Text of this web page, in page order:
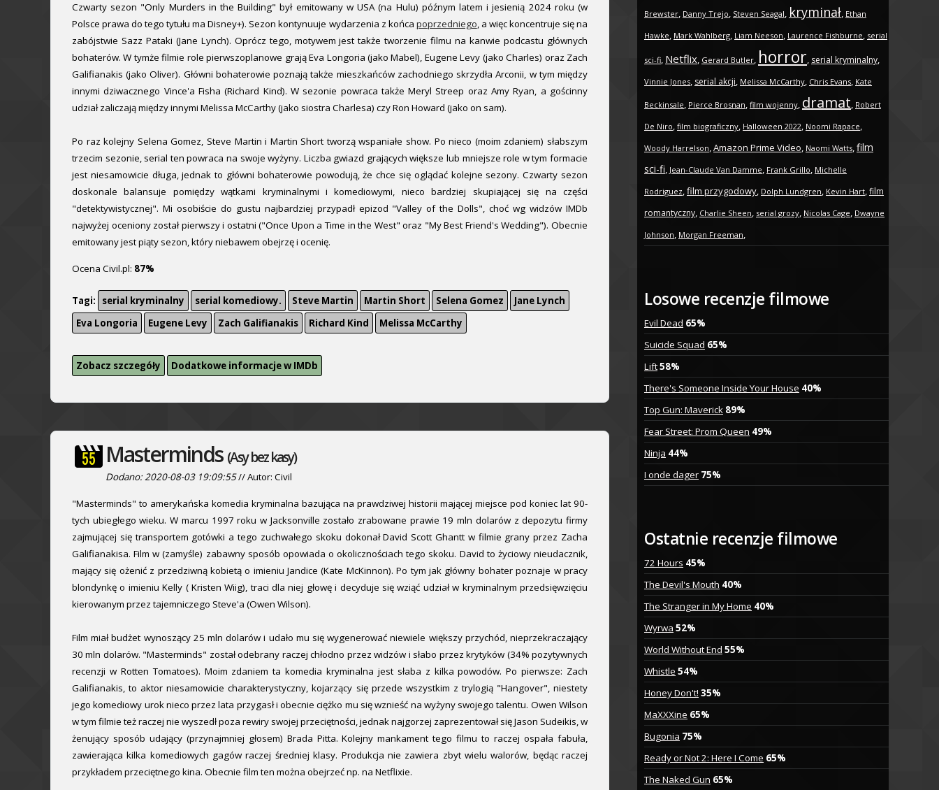
Czwarty sezon "Only Murders in the Building" był emitowany w USA (na Hulu) późnym latem i jesienią 2024 roku (w
Polsce prawa do tego tytułu ma Disney+). Sezon kontynuuje wydarzenia z końca poprzedniego, a więc koncentruje się na
zabójstwie Sazz Pataki (Jane Lynch). Oprócz tego, motywem jest także tworzenie filmu na kanwie podcastu głównych
bohaterów. W tymże filmie role pierwszoplanowe grają Eva Longoria (jako Mabel), Eugene Levy (jako Charles) oraz Zach
Galifianakis (jako Oliver). Główni bohaterowie poznają także mieszkańców zachodniego skrzydła Arconii, w tym między
innymi dziwacznego Vince'a Fisha (Richard Kind). W sezonie powraca także Meryl Streep oraz Amy Ryan, a gościnny
udział zaliczają między innymi Melissa McCarthy (jako siostra Charlesa) czy Ron Howard (jako on sam).
Po raz kolejny Selena Gomez, Steve Martin i Martin Short tworzą wspaniałe show. Po nieco (moim zdaniem) słabszym
trzecim sezonie, serial ten powraca na swoje wyżyny. Liczba gwiazd grających większe lub mniejsze role w tym formacie
jest niesamowicie długa, jednak to główni bohaterowie powodują, że chce się oglądać kolejne sezony. Czwarty sezon
doskonale balansuje pomiędzy wątkami kryminalnymi i komediowymi, nieco bardziej skupiającej się na części
"detektywistycznej". Mi osobiście do gustu najbardziej przypadł epizod "Valley of the Dolls", choć wg widzów IMDb
najwyżej oceniony został pierwszy i ostatni ("Once Upon a Time in the West" oraz "My Best Friend's Wedding"). Obecnie
emitowany jest piąty sezon, który niebawem obejrzę i ocenię.
Ocena Civil.pl: 87%
Tagi: serial kryminalny serial komediowy. Steve Martin Martin Short Selena Gomez
Jane Lynch
Eva Longoria
Eugene Levy Zach Galifianakis Richard Kind Melissa McCarthy
Zobacz szczegóły Dodatkowe informacje w IMDb
Masterminds (Asy bez kasy)
Dodano: 2020-08-03 19:09:55// Autor: Civil
"Masterminds" to amerykańska komedia kryminalna bazująca na prawdziwej historii mającej miejsce pod koniec lat 90-
tych ubiegłego wieku. W marcu 1997 roku w Jacksonville zostało zrabowane prawie 19 mln dolarów z depozytu firmy
zajmującej się transportem gotówki a tego zuchwałego skoku dokonał David Scott Ghantt w filmie grany przez Zacha
Galifianakisa. Film w (zamyśle) zabawny sposób opowiada o okolicznościach tego skoku. David to życiowy nieudacznik,
mający się ożenić z przedziwną kobietą o imieniu Jandice (Kate McKinnon). Po tym jak główny bohater poznaje w pracy
blondynkę o imieniu Kelly ( Kristen Wiig), traci dla niej głowę i decyduje się wziąć udział w kryminalnym przedsięwzięciu
kierowanym przez tajemniczego Steve'a (Owen Wilson).
Film miał budżet wynoszący 25 mln dolarów i udało mu się wygenerować niewiele większy przychód, nieprzekraczający
30 mln dolarów. "Masterminds" został odebrany raczej chłodno przez widzów i słabo przez krytyków (34% pozytywnych
recenzji w Rotten Tomatoes). Moim zdaniem ta komedia kryminalna jest słaba z kilka powodów. Po pierwsze: Zach
Galifianakis, to aktor niesamowicie charakterystyczny, kojarzący się przede wszystkim z trylogią "Hangover", niestety
jego komediowy urok nieco przez lata przygasł i obecnie ciężko mu się wznieść na wyżyny swojego talentu. Owen Wilson
w tym filmie też raczej nie wyszedł poza rewiry swojej przeciętności, jednak najgorzej zaprezentował się Jason Sudeikis, w
żenujący sposób udający (przynajmniej głosem) Brada Pitta. Kolejny mankament tego filmu to raczej ospała fabuła,
zawierająca kilka komediowych gagów raczej średniej klasy. Produkcja nie zawiera zbyt wielu walorów, będąc raczej
przykładem przeciętnego kina. Obecnie film ten można obejrzeć np. na Netflixie.
Brewster, Danny Trejo, Steven Seagal, kryminał, Ethan
Hawke, Mark Wahlberg, Liam Neeson, Laurence Fishburne, serial
sci-fi, Netflix, Gerard Butler, horror, serial kryminalny,
Vinnie Jones, serial akcji, Melissa McCarthy, Chris Evans, Kate
Beckinsale, Pierce Brosnan, film wojenny, dramat, Robert
De Niro, film biograficzny, Halloween 2022, Noomi Rapace,
Woody Harrelson,Amazon Prime Video, Naomi Watts,film
sci-fi, Jean-Claude Van Damme, Frank Grillo, Michelle
Rodriguez,film przygodowy, Dolph Lundgren, Kevin Hart,film
romantyczny, Charlie Sheen, serial grozy, Nicolas Cage, Dwayne
Johnson, Morgan Freeman,
Losowe recenzje filmowe
Evil Dead 65%
Suicide Squad 65%
Lift58%
There's Someone Inside Your House 40%
Top Gun: Maverick 89%
Fear Street: Prom Queen 49%
Ninja 44%
I onde dager 75%
Ostatnie recenzje filmowe
72 Hours 45%
The Devil's Mouth 40%
The Stranger in My Home 40%
Wyrwa 52%
World Without End 55%
Whistle 54%
Honey Don't! 35%
MaXXXine 65%
Bugonia 75%
Ready or Not 2: Here I Come 65%
The Naked Gun 65%